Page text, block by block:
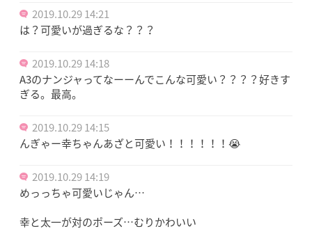
2019.10.29 14:21
は？可愛いが過ぎるな？？？
2019.10.29 14:18
A3のナンジャってなーーんでこんな可愛い？？？？好きす
ぎる。最高。
2019.10.29 14:15
んぎゃー幸ちゃんあざと可愛い！！！！！！😭
2019.10.29 14:19
めっっちゃ可愛いじゃん…
幸と太一が対のポーズ…むりかわいい